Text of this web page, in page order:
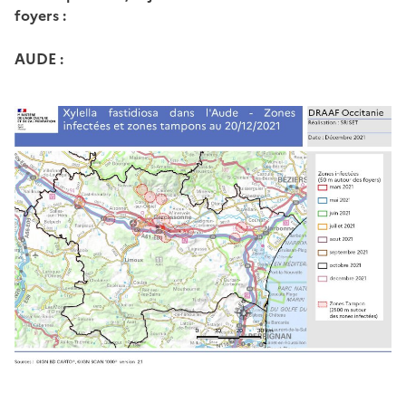
foyers :
AUDE :